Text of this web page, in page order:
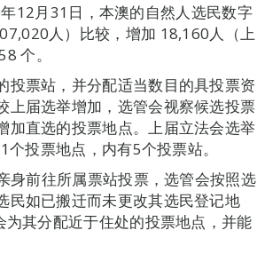
12月31日，本澳的自然人选民数字
人）比较，增加 18,160人（上
个。
投票站，并分配适当数目的具投票资
上届选举增加，选管会视察候选投票
加直选的投票地点。上届立法会选举
投票地点，内有5个投票站。
身前往所属票站投票，选管会按照选
民如已搬迁而未更改其选民登记地
其分配近于住处的投票地点，并能